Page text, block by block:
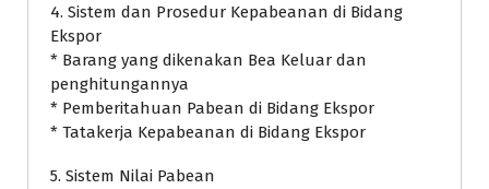
4. Sistem dan Prosedur Kepabeanan di Bidang
Ekspor
* Barang yang dikenakan Bea Keluar dan
penghitungannya
* Pemberitahuan Pabean di Bidang Ekspor
* Tatakerja Kepabeanan di Bidang Ekspor
5. Sistem Nilai Pabean